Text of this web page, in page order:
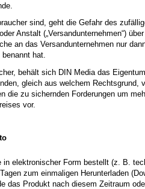
sind, geht die Gefahr des
Anstalt („Versandunternehmen“)
an das Versandunternehmen nur
hat.
behält sich DIN Media das
gleich aus welchem
die zu sichernden Forderungen um
vor.
elektronischer Form bestellt (z. B.
zum einmaligen Herunterladen
das Produkt nach diesem Zeitraum